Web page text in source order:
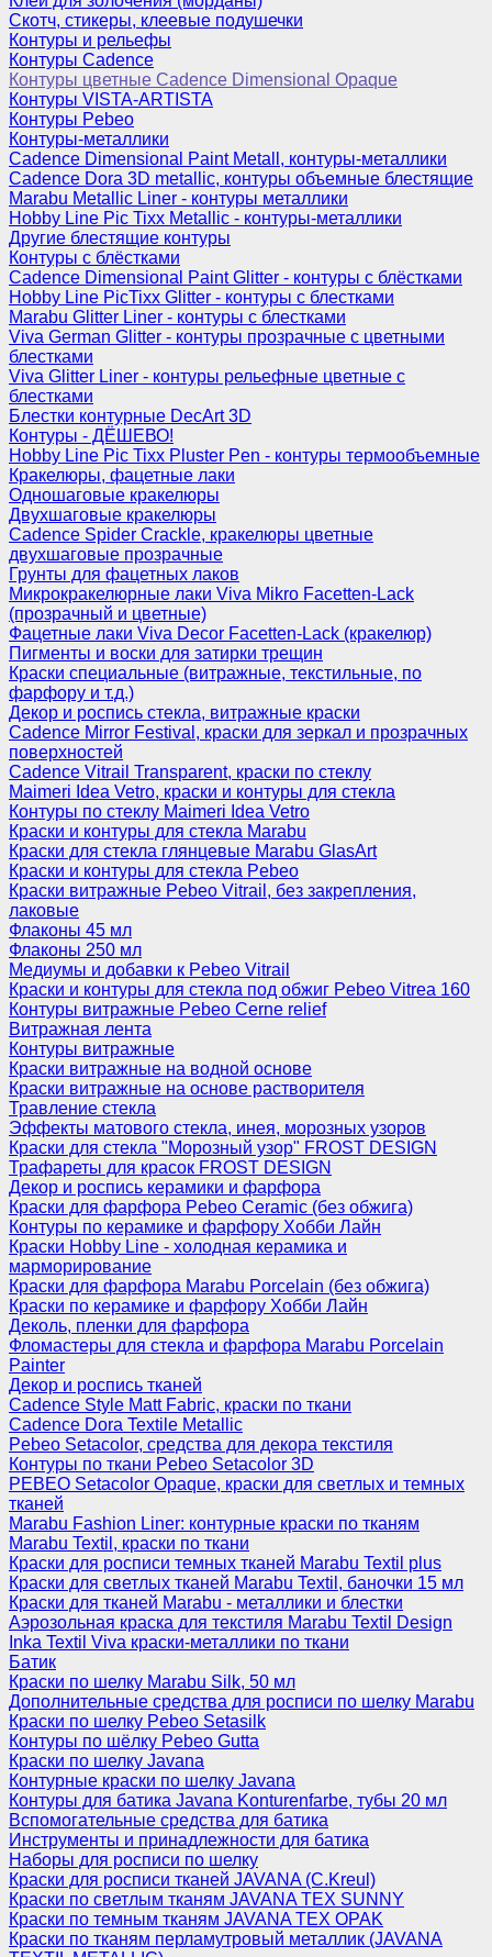
Скотч, стикеры, клеевые подушечки
Контуры и рельефы
Контуры Cadence
Контуры цветные Cadence Dimensional Opaque
Контуры VISTA-ARTISTA
Контуры Pebeo
Контуры-металлики
Cadence Dimensional Paint Metall, контуры-металлики
Cadence Dora 3D metallic, контуры объемные блестящие
Marabu Metallic Liner - контуры металлики
Hobby Line Pic Tixx Metallic - контуры-металлики
Другие блестящие контуры
Контуры с блёстками
Cadence Dimensional Paint Glitter - контуры с блёстками
Hobby Line PicTixx Glitter - контуры с блестками
Marabu Glitter Liner - контуры с блестками
Viva German Glitter - контуры прозрачные с цветными
блестками
Viva Glitter Liner - контуры рельефные цветные с
блестками
Блестки контурные DecArt 3D
Контуры - ДЁШЕВО!
Hobby Line Pic Tixx Pluster Pen - контуры термообъемные
Кракелюры, фацетные лаки
Одношаговые кракелюры
Двухшаговые кракелюры
Cadence Spider Crackle, кракелюры цветные
двухшаговые прозрачные
Грунты для фацетных лаков
Микрокракелюрные лаки Viva Mikro Facetten-Lack
(прозрачный и цветные)
Фацетные лаки Viva Decor Facetten-Lack (кракелюр)
Пигменты и воски для затирки трещин
Краски специальные (витражные, текстильные, по
фарфору и т.д.)
Декор и роспись стекла, витражные краски
Cadence Mirror Festival, краски для зеркал и прозрачных
поверхностей
Cadence Vitrail Transparent, краски по стеклу
Maimeri Idea Vetro, краски и контуры для стекла
Контуры по стеклу Maimeri Idea Vetro
Краски и контуры для стекла Marabu
Краски для стекла глянцевые Marabu GlasArt
Краски и контуры для стекла Pebeo
Краски витражные Pebeo Vitrail, без закрепления,
лаковые
Флаконы 45 мл
Флаконы 250 мл
Медиумы и добавки к Pebeo Vitrail
Краски и контуры для стекла под обжиг Pebeo Vitrea 160
Контуры витражные Pebeo Cerne relief
Витражная лента
Контуры витражные
Краски витражные на водной основе
Краски витражные на основе растворителя
Травление стекла
Эффекты матового стекла, инея, морозных узоров
Краски для стекла "Морозный узор" FROST DESIGN
Трафареты для красок FROST DESIGN
Декор и роспись керамики и фарфора
Краски для фарфора Pebeo Ceramic (без обжига)
Контуры по керамике и фарфору Хобби Лайн
Краски Hobby Line - холодная керамика и
марморирование
Краски для фарфора Marabu Porcelain (без обжига)
Краски по керамике и фарфору Хобби Лайн
Деколь, пленки для фарфора
Фломастеры для стекла и фарфора Marabu Porcelain
Painter
Декор и роспись тканей
Cadence Style Matt Fabric, краски по ткани
Cadence Dora Textile Metallic
Pebeo Setacolor, средства для декора текстиля
Контуры по ткани Pebeo Setacolor 3D
PEBEO Setacolor Opaque, краски для светлых и темных
тканей
Marabu Fashion Liner: контурные краски по тканям
Marabu Textil, краски по ткани
Краски для росписи темных тканей Marabu Textil plus
Краски для светлых тканей Marabu Textil, баночки 15 мл
Краски для тканей Marabu - металлики и блестки
Аэрозольная краска для текстиля Marabu Textil Design
Inka Textil Viva краски-металлики по ткани
Батик
Краски по шелку Marabu Silk, 50 мл
Дополнительные средства для росписи по шелку Marabu
Краски по шелку Pebeo Setasilk
Контуры по шёлку Pebeo Gutta
Краски по шелку Javana
Контурные краски по шелку Javana
Контуры для батика Javana Konturenfarbe, тубы 20 мл
Вспомогательные средства для батика
Инструменты и принадлежности для батика
Наборы для росписи по шелку
Краски для росписи тканей JAVANA (C.Kreul)
Краски по светлым тканям JAVANA TEX SUNNY
Краски по темным тканям JAVANA TEX OPAK
Краски по тканям перламутровый металлик (JAVANA